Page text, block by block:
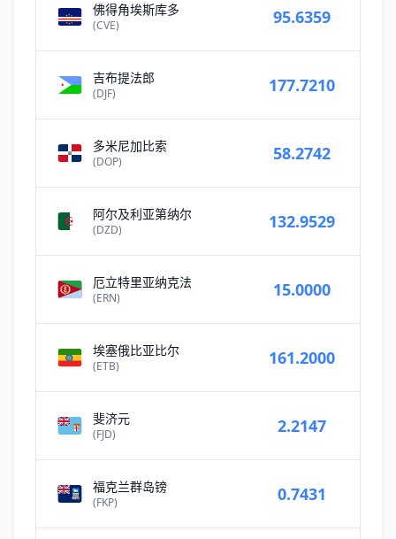
佛得角埃斯库多
(CVE) 95.6359
吉布提法郎
(DJF) 177.7210
多米尼加比索
(DOP) 58.2742
阿尔及利亚第纳尔
(DZD) 132.9529
厄立特里亚纳克法
(ERN) 15.0000
埃塞俄比亚比尔
(ETB) 161.2000
斐济元
(FJD) 2.2147
福克兰群岛镑
(FKP) 0.7431